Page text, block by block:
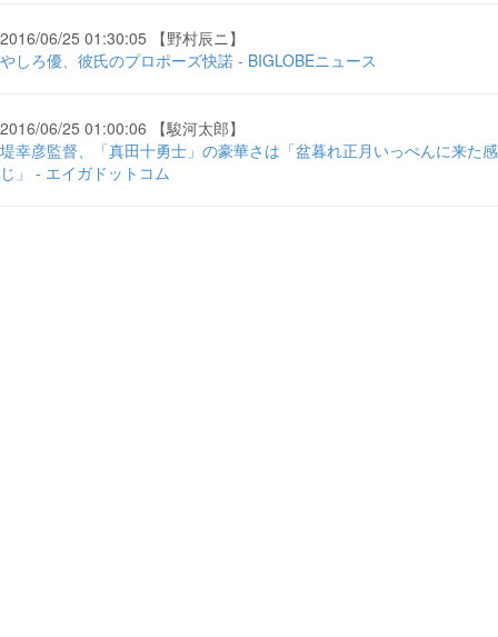
2016/06/25 01:30:05 【野村辰ニ】
やしろ優、彼氏のプロポーズ快諾 - BIGLOBEニュース
2016/06/25 01:00:06 【駿河太郎】
堤幸彦監督、「真田十勇士」の豪華さは「盆暮れ正月いっぺんに来た感
じ」 - エイガドットコム